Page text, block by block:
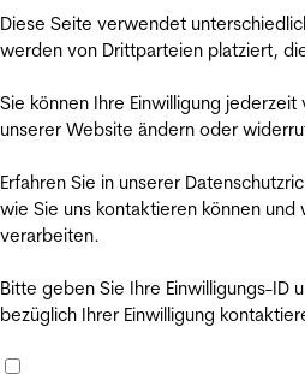
Diese Seite verwendet
werden von Drittparteien platziert,
Sie können Ihre Einwilligung
unserer Website ändern oder
Erfahren Sie in unserer
wie Sie uns kontaktieren können
verarbeiten.
Bitte geben Sie Ihre Einwilligungs-ID
bezüglich Ihrer Einwilligung